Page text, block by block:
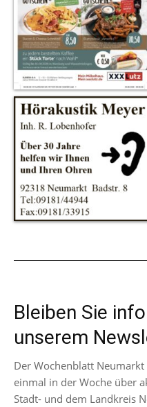
Bleiben Sie
unserem
Der Wochenblatt
einmal in der Woche über
Stadt- und dem Landkreis